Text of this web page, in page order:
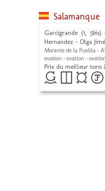
Salamanque
Garcigrande (1,
Hernandez - Olga
Morante de la Puebla -
ovation - ovation -
Prix du meilleur toro